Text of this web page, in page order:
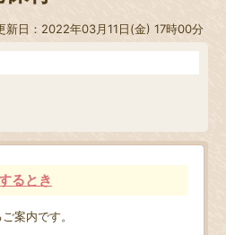
新日：2022年03月11日(金) 17時00分
るとき
案内です。